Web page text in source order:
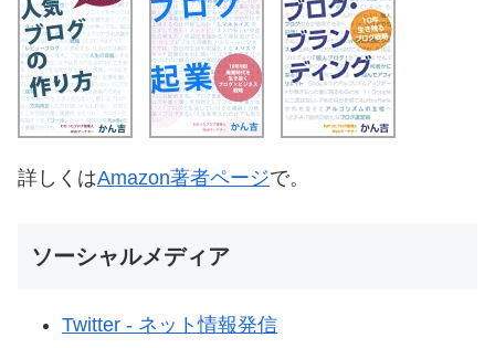
詳しくはAmazon著者ページで。
ソーシャルメディア
Twitter - ネット情報発信